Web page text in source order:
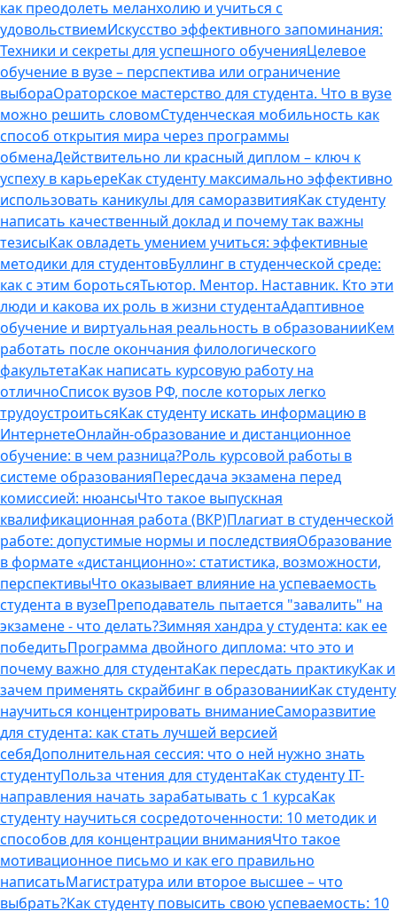
как преодолеть меланхолию и учиться с
удовольствиемИскусство эффективного запоминания:
Техники и секреты для успешного обученияЦелевое
обучение в вузе – перспектива или ограничение
выбораОраторское мастерство для студента. Что в вузе
можно решить словомСтуденческая мобильность как
способ открытия мира через программы
обменаДействительно ли красный диплом – ключ к
успеху в карьереКак студенту максимально эффективно
использовать каникулы для саморазвитияКак студенту
написать качественный доклад и почему так важны
тезисыКак овладеть умением учиться: эффективные
методики для студентовБуллинг в студенческой среде:
как с этим боротьсяТьютор. Ментор. Наставник. Кто эти
люди и какова их роль в жизни студентаАдаптивное
обучение и виртуальная реальность в образованииКем
работать после окончания филологического
факультетаКак написать курсовую работу на
отличноСписок вузов РФ, после которых легко
трудоустроитьсяКак студенту искать информацию в
ИнтернетеОнлайн-образование и дистанционное
обучение: в чем разница?Роль курсовой работы в
системе образованияПересдача экзамена перед
комиссией: нюансыЧто такое выпускная
квалификационная работа (ВКР)Плагиат в студенческой
работе: допустимые нормы и последствияОбразование
в формате «дистанционно»: статистика, возможности,
перспективыЧто оказывает влияние на успеваемость
студента в вузеПреподаватель пытается "завалить" на
экзамене - что делать?Зимняя хандра у студента: как ее
победитьПрограмма двойного диплома: что это и
почему важно для студентаКак пересдать практикуКак и
зачем применять скрайбинг в образованииКак студенту
научиться концентрировать вниманиеСаморазвитие
для студента: как стать лучшей версией
себяДополнительная сессия: что о ней нужно знать
студентуПольза чтения для студентаКак студенту IT-
направления начать зарабатывать с 1 курсаКак
студенту научиться сосредоточенности: 10 методик и
способов для концентрации вниманияЧто такое
мотивационное письмо и как его правильно
написатьМагистратура или второе высшее – что
выбрать?Как студенту повысить свою успеваемость: 10